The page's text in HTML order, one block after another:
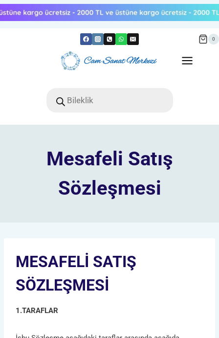
Skip
to
0
search
Mesafeli Satış
Sözleşmesi
MESAFELİ SATIŞ
SÖZLEŞMESİ
1.TARAFLAR